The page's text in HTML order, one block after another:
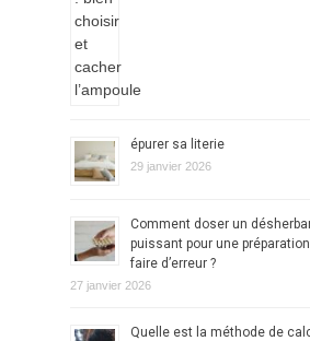
épurer sa literie
29 janvier 2026
Comment doser un
puissant pour une
faire d’erreur ?
27 janvier 2026
Quelle est la méthode de